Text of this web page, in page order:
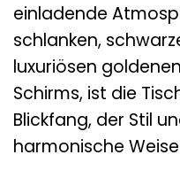
einladende
schlanken,
luxuriösen
Schirms, ist die
Blickfang, der Stil
harmonische